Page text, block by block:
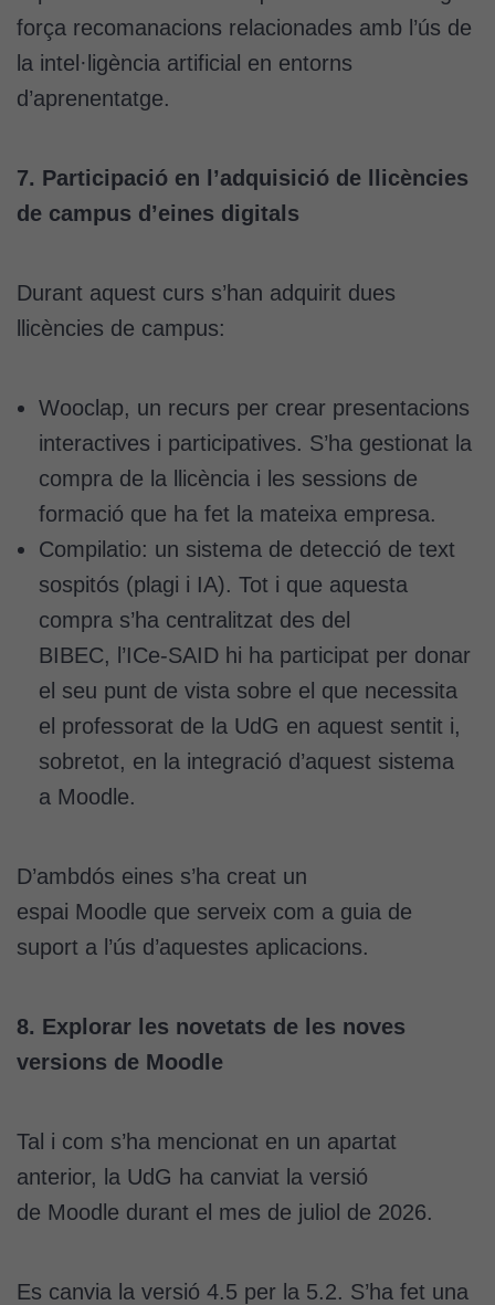
força recomanacions relacionades amb l’ús de
la intel·ligència artificial en entorns
d’aprenentatge.
7. Participació en l’adquisició de llicències
de campus d’eines digitals
Durant aquest curs s’han adquirit dues
llicències de campus:
Wooclap, un recurs per crear presentacions
interactives i participatives. S’ha gestionat la
compra de la llicència i les sessions de
formació que ha fet la mateixa empresa.
Compilatio: un sistema de detecció de text
sospitós (plagi i IA). Tot i que aquesta
compra s’ha centralitzat des del
BIBEC, l’ICe-SAID hi ha participat per donar
el seu punt de vista sobre el que necessita
el professorat de la UdG en aquest sentit i,
sobretot, en la integració d’aquest sistema
a Moodle.
D’ambdós eines s’ha creat un
espai Moodle que serveix com a guia de
suport a l’ús d’aquestes aplicacions.
8. Explorar les novetats de les noves
versions de Moodle
Tal i com s’ha mencionat en un apartat
anterior, la UdG ha canviat la versió
de Moodle durant el mes de juliol de 2026.
Es canvia la versió 4.5 per la 5.2. S’ha fet una
s'utilitzi.
nostre lloc web
tingui el millor
rendiment
Si rebutgeu
funcionalitats
desapareixeran
del lloc web.
Cookies de
màrqueting
Per a oferir
continguts
relacionats
amb els
l'usuari, bé
directament,
vostres
interessos i
comportament
permet més
per a
continguts
YouTube,